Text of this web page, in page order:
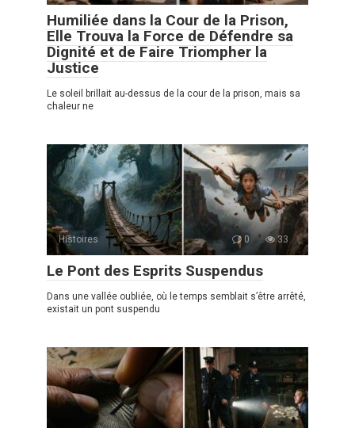
Humiliée dans la Cour de la Prison,
Elle Trouva la Force de Défendre sa
Dignité et de Faire Triompher la
Justice
Le soleil brillait au-dessus de la cour de la prison, mais sa
chaleur ne
Histoires 0 33
Le Pont des Esprits Suspendus
Dans une vallée oubliée, où le temps semblait s’être arrêté,
existait un pont suspendu